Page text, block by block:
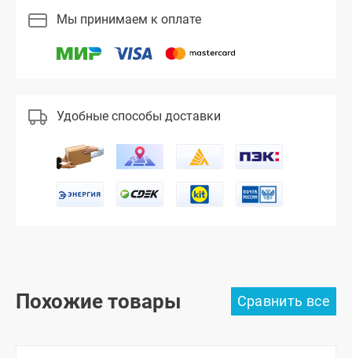
Мы принимаем к оплате
Удобные способы доставки
Похожие товары